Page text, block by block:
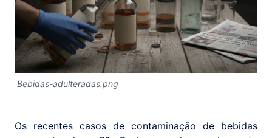
Bebidas-adulteradas.png
Os recentes casos de contaminação de bebidas